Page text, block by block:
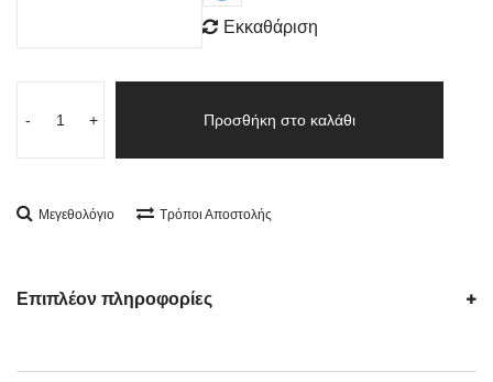
Εκκαθάριση
- + Προσθήκη στο καλάθι
Μεγεθολόγιο Τρόποι Αποστολής
Επιπλέον πληροφορίες